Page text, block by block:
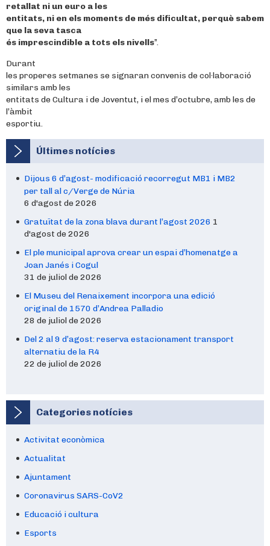
retallat ni un euro a les
entitats, ni en els moments de més dificultat, perquè sabem
que la seva tasca
és imprescindible a tots els nivells”.
Durant
les properes setmanes se signaran convenis de col·laboració
similars amb les
entitats de Cultura i de Joventut, i el mes d’octubre, amb les de
l’àmbit
esportiu.
Últimes notícies
Dijous 6 d’agost- modificació recorregut MB1 i MB2
per tall al c/Verge de Núria
6 d'agost de 2026
Gratuïtat de la zona blava durant l’agost 2026 1
d'agost de 2026
El ple municipal aprova crear un espai d’homenatge a
Joan Janés i Cogul
31 de juliol de 2026
El Museu del Renaixement incorpora una edició
original de 1570 d’Andrea Palladio
28 de juliol de 2026
Del 2 al 9 d’agost: reserva estacionament transport
alternatiu de la R4
22 de juliol de 2026
Categories notícies
Activitat econòmica
Actualitat
Ajuntament
Coronavirus SARS-CoV2
Educació i cultura
Esports